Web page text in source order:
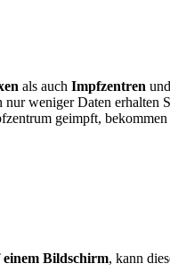
als auch Impfzentren
nur weniger Daten erhalten
geimpft,
Bildschirm, kann